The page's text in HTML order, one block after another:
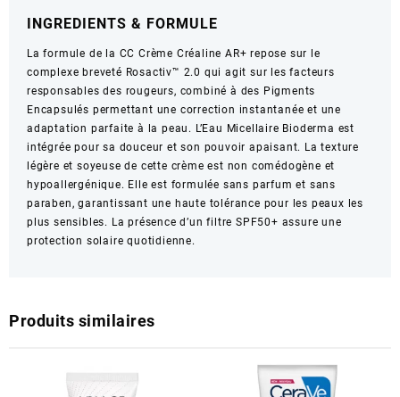
INGREDIENTS & FORMULE
La formule de la CC Crème Créaline AR+ repose sur le
complexe breveté Rosactiv™ 2.0 qui agit sur les facteurs
responsables des rougeurs, combiné à des Pigments
Encapsulés permettant une correction instantanée et une
adaptation parfaite à la peau. L’Eau Micellaire Bioderma est
intégrée pour sa douceur et son pouvoir apaisant. La texture
légère et soyeuse de cette crème est non comédogène et
hypoallergénique. Elle est formulée sans parfum et sans
paraben, garantissant une haute tolérance pour les peaux les
plus sensibles. La présence d’un filtre SPF50+ assure une
protection solaire quotidienne.
Produits similaires